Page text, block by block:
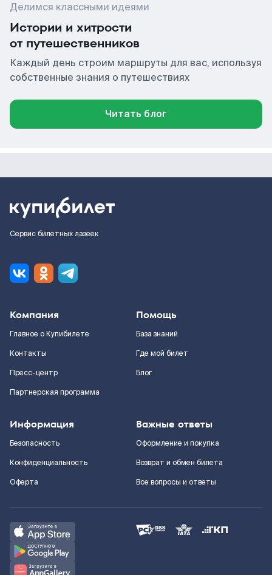
Делимся классными идеями
Истории и хитрости
от путешественников
Каждый день строим маршруты для вас, используя
собственные знания о путешествиях
Читать блог
Сервис билетных лазеек
Компания
Главное о Купибилете
Контакты
Пресс-центр
Партнерская программа
Помощь
База знаний
Где мой билет
Блог
Информация
Безопасность
Конфиденциальность
Оферта
Важные ответы
Оформление и покупка
Возврат и обмен билета
Все вопросы и ответы